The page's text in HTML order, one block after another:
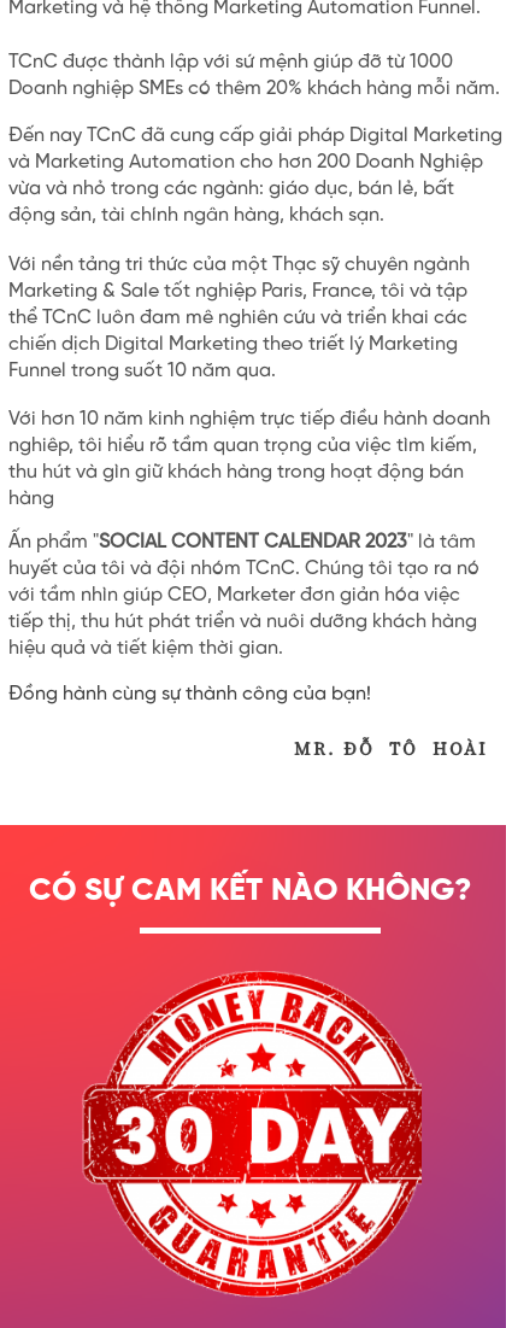
Ấn phẩm "SOCIAL CONTENT CALENDAR 2023" là tâm
huyết của tôi và đội nhóm TCnC. Chúng tôi tạo ra nó
với tầm nhìn giúp CEO, Marketer đơn giản hóa việc
tiếp thị, thu hút phát triển và nuôi dưỡng khách hàng
hiệu quả và tiết kiệm thời gian.
MR. ĐỖ TÔ HOÀI
Đồng hành cùng sự thành công của bạn!
Với nền tảng tri thức của một Thạc sỹ chuyên ngành
Marketing & Sale tốt nghiệp Paris, France, tôi và tập
thể TCnC luôn đam mê nghiên cứu và triển khai các
chiến dịch Digital Marketing theo triết lý Marketing
Funnel trong suốt 10 năm qua.
Với hơn 10 năm kinh nghiệm trực tiếp điều hành doanh
nghiêp, tôi hiểu rõ tầm quan trọng của việc tìm kiếm,
thu hút và gìn giữ khách hàng trong hoạt động bán
hàng
Đến nay TCnC đã cung cấp giải pháp Digital Marketing
và Marketing Automation cho hơn 200 Doanh Nghiệp
vừa và nhỏ trong các ngành: giáo dục, bán lẻ, bất
động sản, tài chính ngân hàng, khách sạn.
TCnC được thành lập với sứ mệnh giúp đỡ từ 1000
Doanh nghiệp SMEs có thêm 20% khách hàng mỗi năm.
Marketing và hệ thống Marketing Automation Funnel.
CÓ SỰ CAM KẾT NÀO KHÔNG?